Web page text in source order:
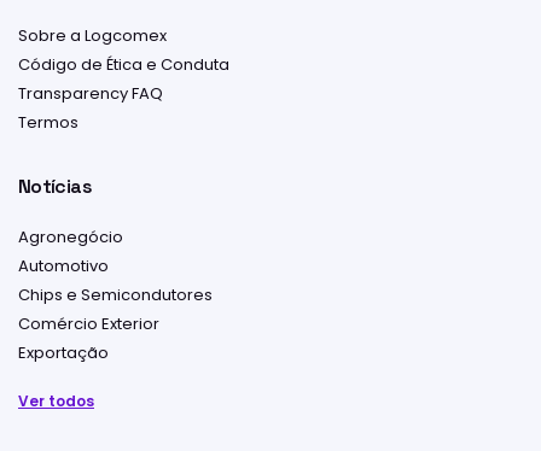
Sobre a Logcomex
Código de Ética e Conduta
Transparency FAQ
Termos
Notícias
Agronegócio
Automotivo
Chips e Semicondutores
Comércio Exterior
Exportação
Ver todos